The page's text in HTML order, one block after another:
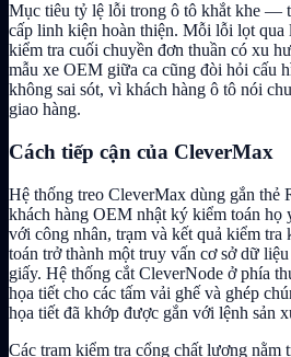
Mục tiêu tỷ lệ lỗi trong ô tô khắt khe —
cấp linh kiện hoàn thiện. Mỗi lỗi lọt qua
kiểm tra cuối chuyền đơn thuần có xu
mẫu xe OEM giữa ca cũng đòi hỏi cấu
không sai sót, vì khách hàng ô tô nói
giao hàng.
Cách tiếp cận của CleverMax
Hệ thống treo CleverMax dùng gắn thẻ
khách hàng OEM nhật ký kiểm toán họ
với công nhân, trạm và kết quả kiểm
toán trở thành một truy vấn cơ sở dữ
giấy. Hệ thống cắt CleverNode ở phía
họa tiết cho các tấm vải ghế và ghép
họa tiết đã khớp được gắn với lệnh sản
Các trạm kiểm tra cổng chất lượng nằm